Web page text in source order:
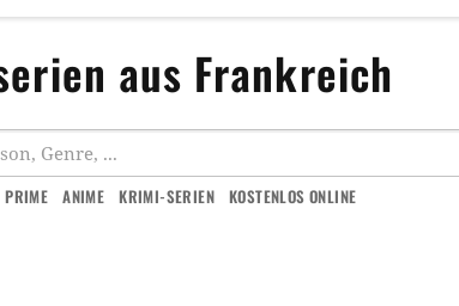
aus Frankreich
PRIME ANIME KRIMI-SERIEN KOSTENLOS ONLINE